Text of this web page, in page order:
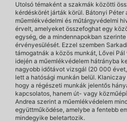
Utolsó témaként a szakmák közötti
kérdéskörét járták körül. Bátonyi Péter
műemlékvédelmi és műtárgyvédelmi
érvelt, amelyeket összefoghat egy
egység, de a mindennapokban
érvényesülését. Ezzel szemben
támogatnák a közös munkát, Lővei
idején a műemlékvédelem hátrányba
nagyobb időtávot vizsgál (20 000
lett a hatósági munkán belül.
hogy a régészeti munkák jelentős
kapcsolatos, hanem út- vagy
Andrea szerint a műemlékvédelem
együttműködése, amelybe a fentebb
mindegyike beletartozik.